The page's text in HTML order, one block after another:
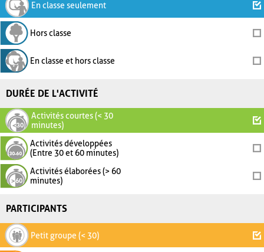
En classe seulement
Hors classe
En classe et hors classe
DURÉE DE L'ACTIVITÉ
Activités courtes (< 30
minutes)
Activités développées
(Entre 30 et 60 minutes)
Activités élaborées (> 60
minutes)
PARTICIPANTS
Petit groupe (< 30)